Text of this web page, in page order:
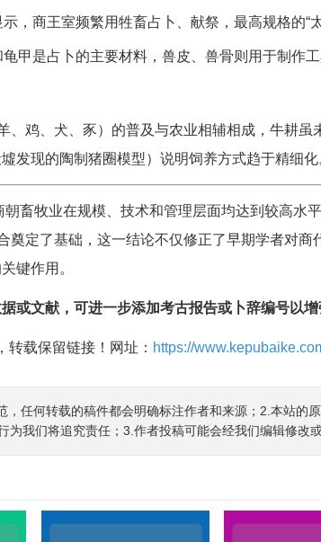
，商王室频繁用牲畜占卜、献祭，最高规格的“
龟甲是占卜的主要材料，兽皮、兽骨则用于制作
、鸡、犬、豕）的普及与农业相辅相成，牛耕
发现的陶制猪圈模型）说明饲养方式趋于精细化
畜牧业在规模、技术和管理层面均达到较高水
奠定了基础，这一结论不仅修正了早期学者对商
键作用。
或文献，可进一步添加考古报告或卜辞编号以增
转载保留链接！网址： https://
，任何转载的稿件都会明确标注作者和来源；2.本站的
为我们将追究责任；3.作者投稿可能会经我们编辑修改或